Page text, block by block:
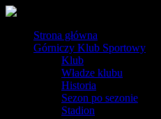
Strona główna
Górniczy Klub Sportowy
Klub
Władze klubu
Historia
Sezon po sezonie
Stadion